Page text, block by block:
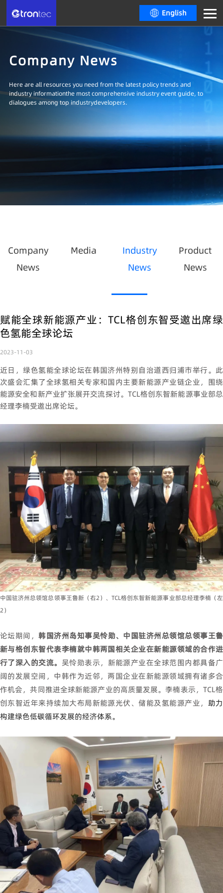
English
Company News
Here are all resources you need from the latest policy trends and
industry informationthe most comprehensive industry event guide, to
dialogues among top industrydevelopers.
Company
News
Media
Industry
News
Product
News
赋能全球新能源产业：TCL格创东智受邀出席绿
色氢能全球论坛
2023-11-03
近日，绿色氢能全球论坛在韩国济州特别自治道西归浦市举行。此
次盛会汇集了全球氢相关专家和国内主要新能源产业链企业，围绕
能源安全和新产业扩张展开交流探讨。TCL格创东智新能源事业部总
经理李楠受邀出席论坛。
中国驻济州总领馆总领事王鲁新（右2）、TCL格创东智新能源事业部总经理李楠（左
2）
论坛期间，韩国济州岛知事吴怜勋、中国驻济州总领馆总领事王鲁
新与格创东智代表李楠就中韩两国相关企业在新能源领域的合作进
行了深入的交流。 吴怜勋表示，新能源产业在全球范围内都具备广
阔的发展空间，中韩作为近邻，两国企业在新能源领域拥有诸多合
作机会，共同推进全球新能源产业的高质量发展。李楠表示，TCL格
创东智近年来持续加大布局新能源光伏、储能及氢能源产业， 助力
构建绿色低碳循环发展的经济体系。